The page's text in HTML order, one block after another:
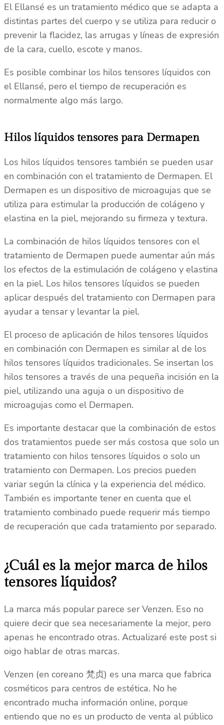
El Ellansé es un tratamiento médico que se adapta a
distintas partes del cuerpo y se utiliza para reducir o
prevenir la flacidez, las arrugas y líneas de expresión
de la cara, cuello, escote y manos.
Es posible combinar los hilos tensores líquidos con
el Ellansé, pero el tiempo de recuperación es
normalmente algo más largo.
Hilos líquidos tensores para Dermapen
Los hilos líquidos tensores también se pueden usar
en combinación con el tratamiento de Dermapen. El
Dermapen es un dispositivo de microagujas que se
utiliza para estimular la producción de colágeno y
elastina en la piel, mejorando su firmeza y textura.
La combinación de hilos líquidos tensores con el
tratamiento de Dermapen puede aumentar aún más
los efectos de la estimulación de colágeno y elastina
en la piel. Los hilos tensores líquidos se pueden
aplicar después del tratamiento con Dermapen para
ayudar a tensar y levantar la piel.
El proceso de aplicación de hilos tensores líquidos
en combinación con Dermapen es similar al de los
hilos tensores líquidos tradicionales. Se insertan los
hilos tensores a través de una pequeña incisión en la
piel, utilizando una aguja o un dispositivo de
microagujas como el Dermapen.
Es importante destacar que la combinación de estos
dos tratamientos puede ser más costosa que solo un
tratamiento con hilos tensores líquidos o solo un
tratamiento con Dermapen. Los precios pueden
variar según la clínica y la experiencia del médico.
También es importante tener en cuenta que el
tratamiento combinado puede requerir más tiempo
de recuperación que cada tratamiento por separado.
¿Cuál es la mejor marca de hilos
tensores líquidos?
La marca más popular parece ser Venzen. Eso no
quiere decir que sea necesariamente la mejor, pero
apenas he encontrado otras. Actualizaré este post si
oigo hablar de otras marcas.
Venzen (en coreano 梵贞) es una marca que fabrica
cosméticos para centros de estética. No he
encontrado mucha información online, porque
entiendo que no es un producto de venta al público